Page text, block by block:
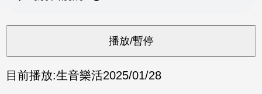
目前播放:生音樂活2025/01/28